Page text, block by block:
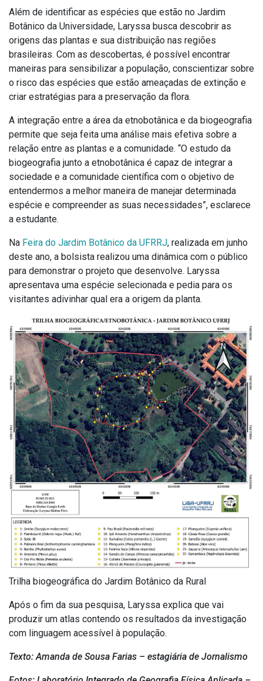
Além de identificar as espécies que estão no Jardim
Botânico da Universidade, Laryssa busca descobrir as
origens das plantas e sua distribuição nas regiões
brasileiras. Com as descobertas, é possível encontrar
maneiras para sensibilizar a população, conscientizar sobre
o risco das espécies que estão ameaçadas de extinção e
criar estratégias para a preservação da flora.
A integração entre a área da etnobotânica e da biogeografia
permite que seja feita uma análise mais efetiva sobre a
relação entre as plantas e a comunidade. “O estudo da
biogeografia junto a etnobotânica é capaz de integrar a
sociedade e a comunidade científica com o objetivo de
entendermos a melhor maneira de manejar determinada
espécie e compreender as suas necessidades”, esclarece
a estudante.
Na Feira do Jardim Botânico da UFRRJ, realizada em junho
deste ano, a bolsista realizou uma dinâmica com o público
para demonstrar o projeto que desenvolve. Laryssa
apresentava uma espécie selecionada e pedia para os
visitantes adivinhar qual era a origem da planta.
Trilha biogeográfica do Jardim Botânico da Rural
Após o fim da sua pesquisa, Laryssa explica que vai
produzir um atlas contendo os resultados da investigação
com linguagem acessível à população.
Texto: Amanda de Sousa Farias – estagiária de Jornalismo